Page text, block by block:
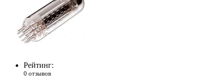
Рейтинг:
0 отзывов